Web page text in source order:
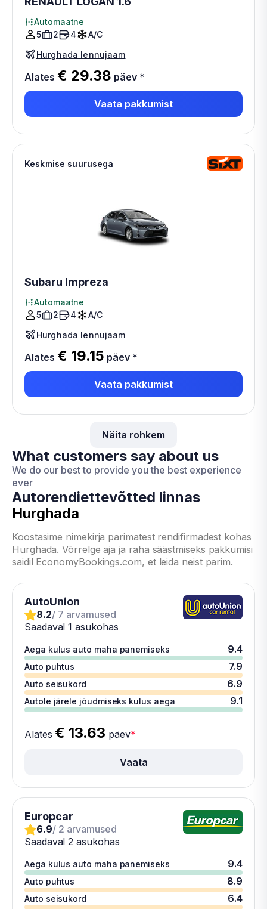
Automaatne
5
2 4
A/C
Hurghada lennujaam
Alates € 29.38 päev *
Vaata pakkumist
Keskmise suurusega
Subaru Impreza
Automaatne
5
2 4
A/C
Hurghada lennujaam
Alates € 19.15 päev *
Vaata pakkumist
Näita rohkem
What customers say about us
We do our best to provide you the best experience
ever
Autorendiettevõtted linnas
Hurghada
Koostasime nimekirja parimatest rendifirmadest kohas
Hurghada. Võrrelge aja ja raha säästmiseks pakkumisi
saidil EconomyBookings.com, et leida neist parim.
AutoUnion
8.2/ 7 arvamused
Saadaval 1 asukohas
Aega kulus auto maha panemiseks 9.4
Auto puhtus 7.9
Auto seisukord 6.9
Autole järele jõudmiseks kulus aega 9.1
Alates € 13.63 päev*
Vaata
Europcar
6.9/ 2 arvamused
Saadaval 2 asukohas
Aega kulus auto maha panemiseks 9.4
Auto puhtus 8.9
Auto seisukord 6.4